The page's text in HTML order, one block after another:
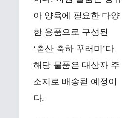
아 양육에 필요한 다양
한 용품으로 구성된
‘출산 축하 꾸러미’다.
해당 물품은 대상자 주
소지로 배송될 예정이
다.